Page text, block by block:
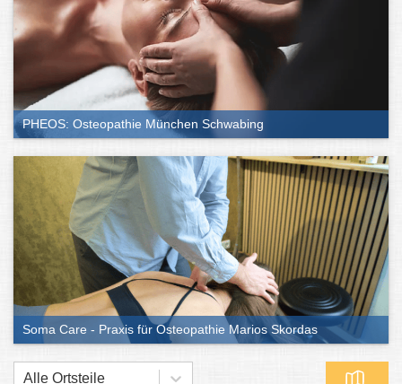
PHEOS: Osteopathie München Schwabing
Soma Care - Praxis für Osteopathie Marios Skordas
Alle Ortsteile